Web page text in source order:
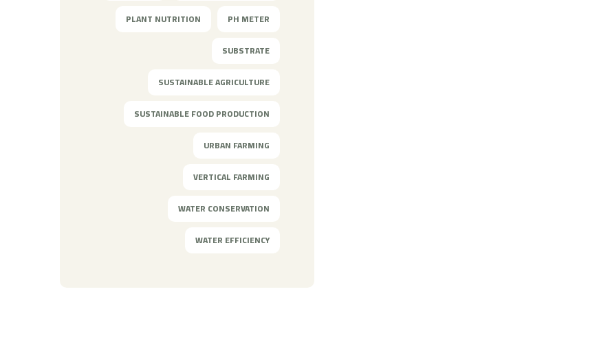
PH METER
PLANT NUTRITION
SUBSTRATE
SUSTAINABLE AGRICULTURE
SUSTAINABLE FOOD PRODUCTION
URBAN FARMING
VERTICAL FARMING
WATER CONSERVATION
WATER EFFICIENCY